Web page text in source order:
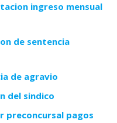
ingreso mensual
de sentencia
de agravio
del sindico
preconcursal pagos